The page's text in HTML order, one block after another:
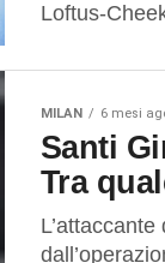
Loftus-
MILAN 6 mesi
Santi
Tra